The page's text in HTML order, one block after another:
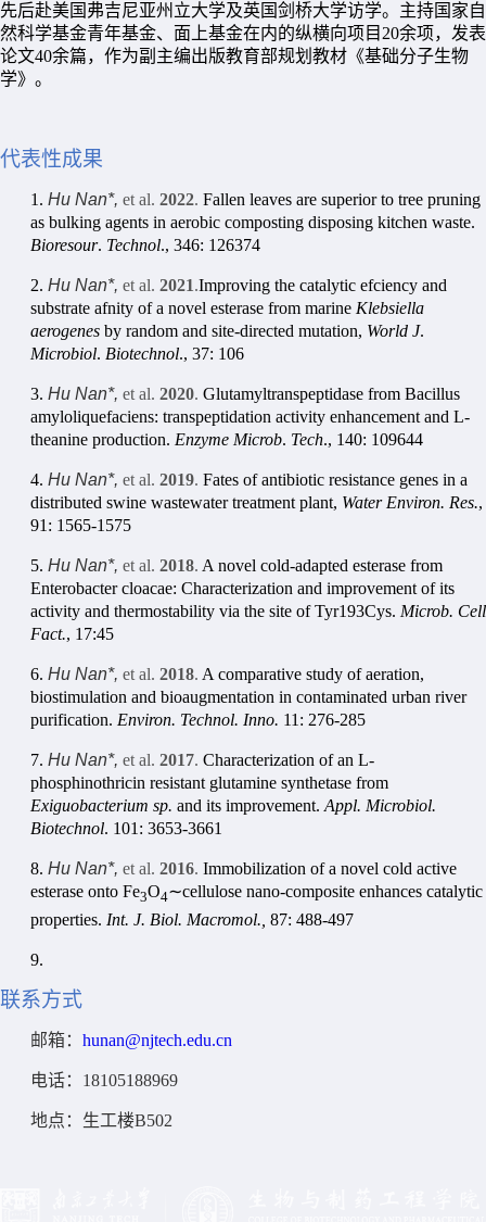
先后赴美国弗吉尼亚州立大学及英国剑桥大学访学。主持国家自
然科学基金青年基金、面上基金在内的纵横向项目 20余项，发表
论文40余篇，作为副主编出版教育部规划教材《基础分子生物
学》。
代表性成果
1. Hu Nan*, et al. 2022. Fallen leaves are superior to tree pruning
as bulking agents in aerobic composting disposing kitchen waste.
Bioresour. Technol., 346: 126374
2. Hu Nan*, et al. 2021.Improving the catalytic efciency and
substrate afnity of a novel esterase from marine Klebsiella
aerogenes by random and site‑directed mutation, World J.
Microbiol. Biotechnol., 37: 106
3. Hu Nan*, et al. 2020. Glutamyltranspeptidase from Bacillus
amyloliquefaciens: transpeptidation activity enhancement and L-
theanine production. Enzyme Microb. Tech., 140: 109644
4. Hu Nan*, et al. 2019. Fates of antibiotic resistance genes in a
distributed swine wastewater treatment plant, Water Environ. Res.,
91: 1565-1575
5. Hu Nan*, et al. 2018. A novel cold-adapted esterase from
Enterobacter cloacae: Characterization and improvement of its
activity and thermostability via the site of Tyr193Cys. Microb. Cell
Fact., 17:45
6. Hu Nan*, et al. 2018. A comparative study of aeration,
biostimulation and bioaugmentation in contaminated urban river
purification. Environ. Technol. Inno. 11: 276-285
7. Hu Nan*, et al. 2017. Characterization of an L-
phosphinothricin resistant glutamine synthetase from
Exiguobacterium sp. and its improvement. Appl. Microbiol.
Biotechnol. 101: 3653-3661
8. Hu Nan*, et al. 2016. Immobilization of a novel cold active
esterase onto Fe3O4∼cellulose nano-composite enhances catalytic
properties. Int. J. Biol. Macromol., 87: 488-497
9.
联系方式
邮箱： hunan@njtech.edu.cn
电话： 18105188969
地点：生工楼B502